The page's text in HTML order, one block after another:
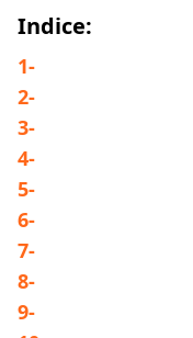
Indice:
1-
2-
3-
4-
5-
6-
7-
8-
9-